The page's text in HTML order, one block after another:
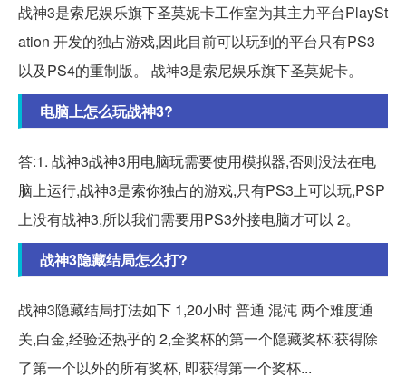
战神3是索尼娱乐旗下圣莫妮卡工作室为其主力平台PlaySt
ation 开发的独占游戏,因此目前可以玩到的平台只有PS3
以及PS4的重制版。 战神3是索尼娱乐旗下圣莫妮卡。
电脑上怎么玩战神3?
答:1. 战神3战神3用电脑玩需要使用模拟器,否则没法在电
脑上运行,战神3是索你独占的游戏,只有PS3上可以玩,PSP
上没有战神3,所以我们需要用PS3外接电脑才可以 2。
战神3隐藏结局怎么打?
战神3隐藏结局打法如下 1,20小时 普通 混沌 两个难度通
关,白金,经验还热乎的 2,全奖杯的第一个隐藏奖杯:获得除
了第一个以外的所有奖杯, 即获得第一个奖杯...